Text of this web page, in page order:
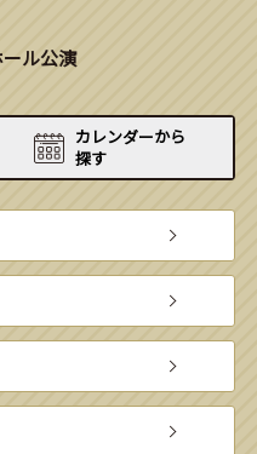
ル公演
カレンダーから
探す